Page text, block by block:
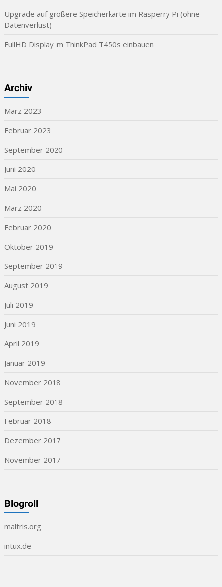
Upgrade auf größere Speicherkarte im Rasperry Pi (ohne
Datenverlust)
FullHD Display im ThinkPad T450s einbauen
Archiv
März 2023
Februar 2023
September 2020
Juni 2020
Mai 2020
März 2020
Februar 2020
Oktober 2019
September 2019
August 2019
Juli 2019
Juni 2019
April 2019
Januar 2019
November 2018
September 2018
Februar 2018
Dezember 2017
November 2017
Blogroll
maltris.org
intux.de